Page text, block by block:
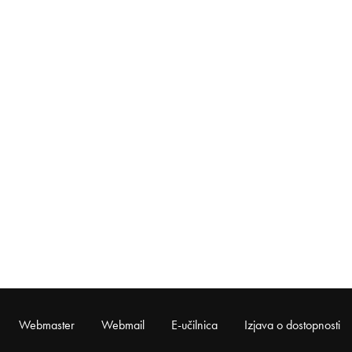
Webmaster Webmail E-učilnica Izjava o dostopnosti